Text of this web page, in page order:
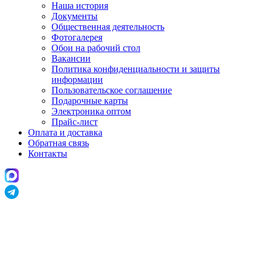
Наша история
Документы
Общественная деятельность
Фотогалерея
Обои на рабочий стол
Вакансии
Политика конфиденциальности и защиты
информации
Пользовательскоe соглашение
Подарочные карты
Электроника оптом
Прайс-лист
Оплата и доставка
Обратная связь
Контакты